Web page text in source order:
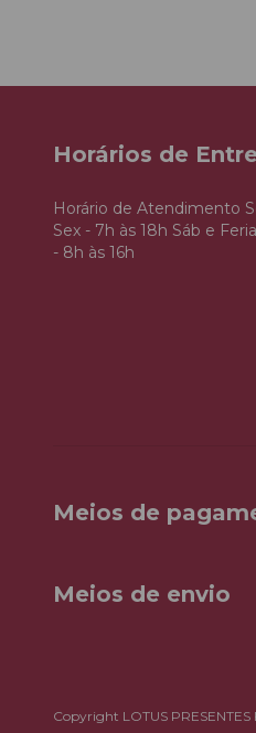
Horários de
Horário de Atendimento
Sex - 7h às 18h Sáb e
- 8h às 16h
Meios de
Meios de envio
Copyright LOTUS